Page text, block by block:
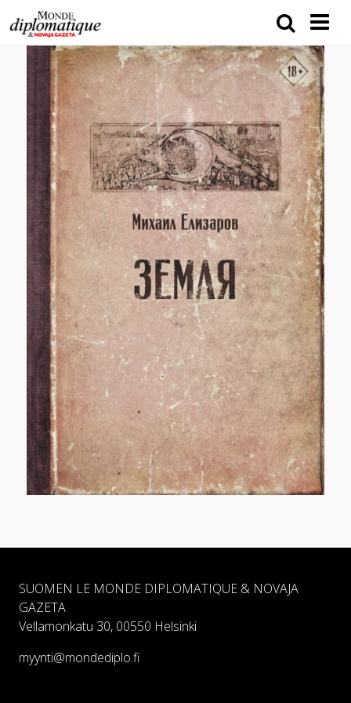
SUOMEN LE MONDE DIPLOMATIQUE & NOVAJA
GAZETA
Vellamonkatu 30, 00550 Helsinki
myynti@mondediplo.fi